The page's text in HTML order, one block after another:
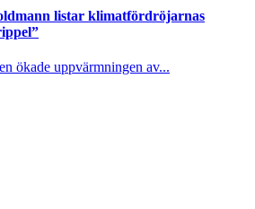
listar klimatfördröjarnas
ökade uppvärmningen av...